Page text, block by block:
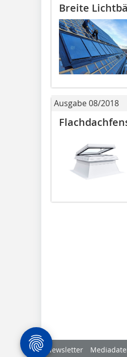
Breite
Ausgabe 08/2018
Newsletter